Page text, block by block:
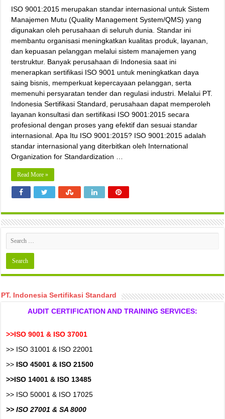
ISO 9001:2015 merupakan standar internasional untuk Sistem
Manajemen Mutu (Quality Management System/QMS) yang
digunakan oleh perusahaan di seluruh dunia. Standar ini
membantu organisasi meningkatkan kualitas produk, layanan,
dan kepuasan pelanggan melalui sistem manajemen yang
terstruktur. Banyak perusahaan di Indonesia saat ini
menerapkan sertifikasi ISO 9001 untuk meningkatkan daya
saing bisnis, memperkuat kepercayaan pelanggan, serta
memenuhi persyaratan tender dan regulasi industri. Melalui PT.
Indonesia Sertifikasi Standard, perusahaan dapat memperoleh
layanan konsultasi dan sertifikasi ISO 9001:2015 secara
profesional dengan proses yang efektif dan sesuai standar
internasional. Apa Itu ISO 9001:2015? ISO 9001:2015 adalah
standar internasional yang diterbitkan oleh International
Organization for Standardization …
Read More »
PT. Indonesia Sertifikasi Standard
AUDIT CERTIFICATION AND TRAINING SERVICES:
>>ISO 9001 & ISO 37001
>> ISO 31001 & ISO 22001
>> ISO 45001 & ISO 21500
>>ISO 14001 & ISO 13485
>> ISO 50001 & ISO 17025
>> ISO 27001 & SA 8000